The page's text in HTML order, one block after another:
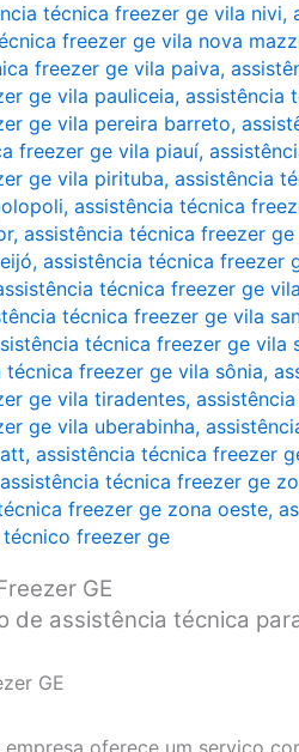
técnica freezer ge vila nivi,
freezer ge vila nova
freezer ge vila paiva,
ge vila pauliceia, assistência
ge vila pereira barreto,
freezer ge vila piauí,
ge vila pirituba, assistência
, assistência técnica
, assistência técnica freezer
, assistência técnica freezer
técnica freezer ge
técnica freezer ge vila
técnica freezer ge vila
técnica freezer ge vila sônia,
ge vila tiradentes,
ge vila uberabinha,
, assistência técnica freezer
assistência técnica freezer ge
freezer ge zona oeste,
técnico freezer ge
GE
de assistência técnica
GE